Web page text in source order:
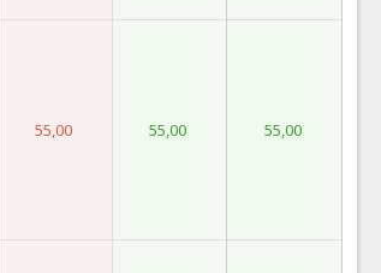
55,00 55,00 55,00